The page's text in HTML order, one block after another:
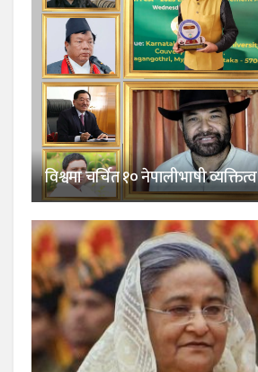
विश्वमा चर्चित १० नेपालीभाषी व्यक्तित्व